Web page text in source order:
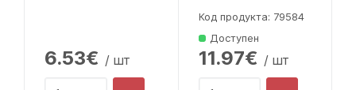
6.53€ / шт
Код продукта: 79584
Доступен
11.97€ / шт